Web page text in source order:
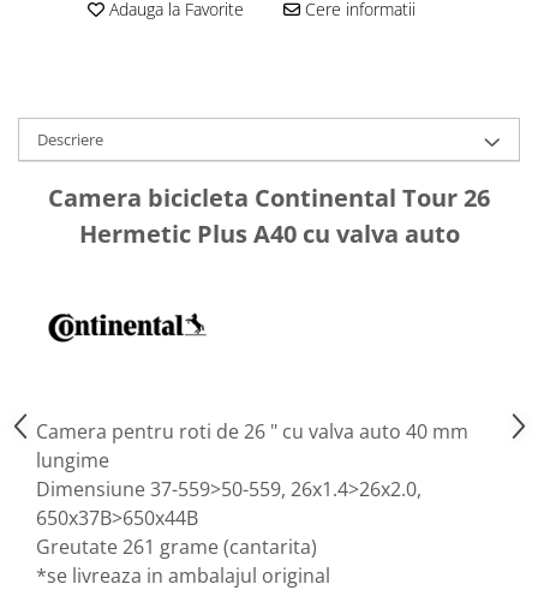
Aparatori noroi bicicleta
Computer bicicleta
Piese biciclete
Lant bicicleta
Ghidoane bicicleta
Pipe ghidon
Pedale bicicleta
Cuvete bicicleta
Furci bicicleta
Adauga la Favorite Cere informatii
Descriere
Camera bicicleta Continental Tour 26
Hermetic Plus A40 cu valva auto
Camera pentru roti de 26 " cu valva auto 40 mm
lungime
Dimensiune 37-559>50-559, 26x1.4>26x2.0,
650x37B>650x44B
Greutate 261 grame (cantarita)
*se livreaza in ambalajul original